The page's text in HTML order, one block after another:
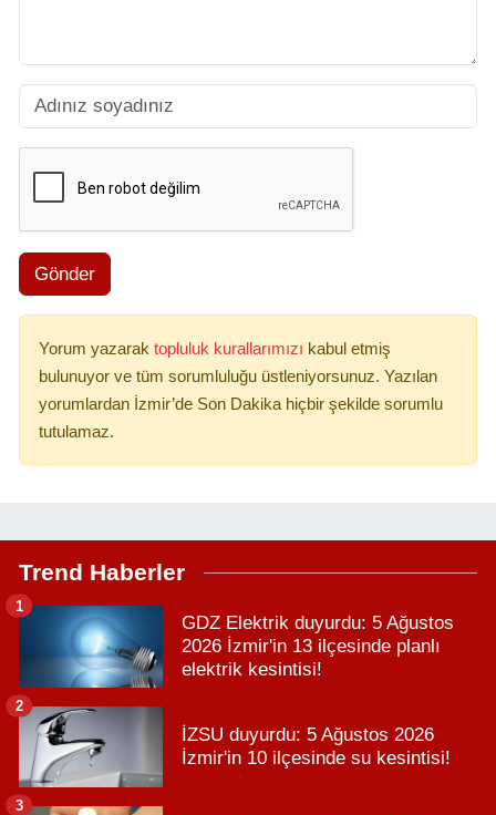
Gönder
Yorum yazarak topluluk kurallarımızı kabul etmiş
bulunuyor ve tüm sorumluluğu üstleniyorsunuz. Yazılan
yorumlardan İzmir’de Son Dakika hiçbir şekilde sorumlu
tutulamaz.
Trend Haberler
GDZ Elektrik duyurdu: 5 Ağustos
2026 İzmir'in 13 ilçesinde planlı
elektrik kesintisi!
1
İZSU duyurdu: 5 Ağustos 2026
İzmir'in 10 ilçesinde su kesintisi!
2
3